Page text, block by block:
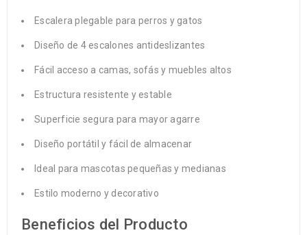
Escalera plegable para perros y gatos
Diseño de 4 escalones antideslizantes
Fácil acceso a camas, sofás y muebles altos
Estructura resistente y estable
Superficie segura para mayor agarre
Diseño portátil y fácil de almacenar
Ideal para mascotas pequeñas y medianas
Estilo moderno y decorativo
Beneficios del Producto